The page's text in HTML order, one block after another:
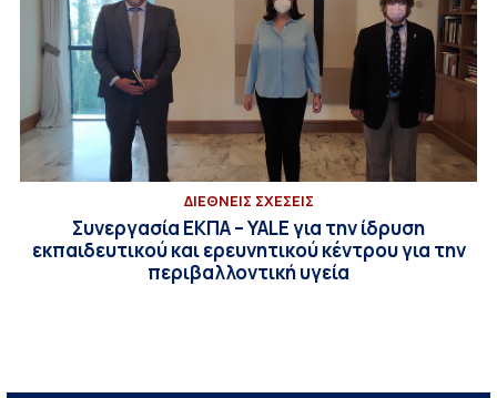
ΔΙΕΘΝΕΙΣ ΣΧΕΣΕΙΣ
Συνεργασία ΕΚΠΑ – YALE για την ίδρυση
εκπαιδευτικού και ερευνητικού κέντρου για την
περιβαλλοντική υγεία